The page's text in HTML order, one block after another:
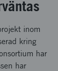
inom
kring
har
har